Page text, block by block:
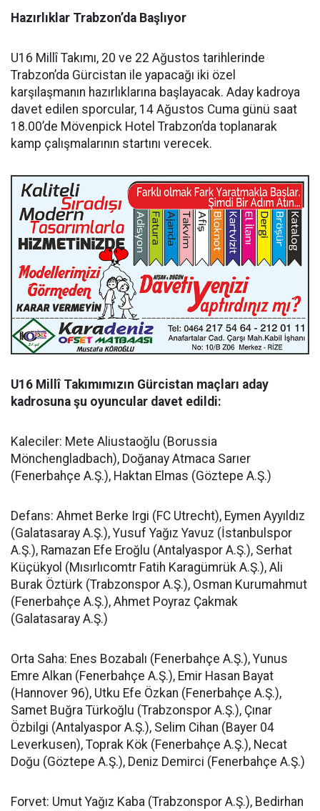
Hazırlıklar Trabzon’da Başlıyor
U16 Millî Takımı, 20 ve 22 Ağustos tarihlerinde
Trabzon’da Gürcistan ile yapacağı iki özel
karşılaşmanın hazırlıklarına başlayacak. Aday kadroya
davet edilen sporcular, 14 Ağustos Cuma günü saat
18.00’de Mövenpick Hotel Trabzon’da toplanarak
kamp çalışmalarının startını verecek.
U16 Millî Takımımızın Gürcistan maçları aday
kadrosuna şu oyuncular davet edildi:
Kaleciler: Mete Aliustaoğlu (Borussia
Mönchengladbach), Doğanay Atmaca Sarıer
(Fenerbahçe A.Ş.), Haktan Elmas (Göztepe A.Ş.)
Defans: Ahmet Berke Irgi (FC Utrecht), Eymen Ayyıldız
(Galatasaray A.Ş.), Yusuf Yağız Yavuz (İstanbulspor
A.Ş.), Ramazan Efe Eroğlu (Antalyaspor A.Ş.), Serhat
Küçükyol (Mısırlıcomtr Fatih Karagümrük A.Ş.), Ali
Burak Öztürk (Trabzonspor A.Ş.), Osman Kurumahmut
(Fenerbahçe A.Ş.), Ahmet Poyraz Çakmak
(Galatasaray A.Ş.)
Orta Saha: Enes Bozabalı (Fenerbahçe A.Ş.), Yunus
Emre Alkan (Fenerbahçe A.Ş.), Emir Hasan Bayat
(Hannover 96), Utku Efe Özkan (Fenerbahçe A.Ş.),
Samet Buğra Türkoğlu (Trabzonspor A.Ş.), Çınar
Özbilgi (Antalyaspor A.Ş.), Selim Cihan (Bayer 04
Leverkusen), Toprak Kök (Fenerbahçe A.Ş.), Necat
Doğu (Göztepe A.Ş.), Deniz Demirci (Fenerbahçe A.Ş.)
Forvet: Umut Yağız Kaba (Trabzonspor A.Ş.), Bedirhan